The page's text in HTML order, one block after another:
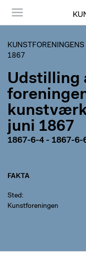
1867
Udstilling
juni 1867
1867-6-4 - 1867-6-
FAKTA
Sted
Kunstforeningen